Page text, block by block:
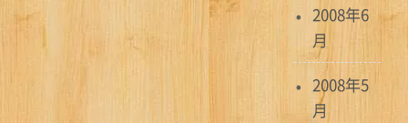
2008年6
月
2008年5
月